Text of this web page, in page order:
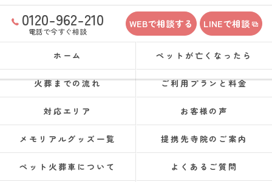
0120-962-210
電話で今すぐ相談
WEBで相談する LINEで相談
ホーム ペットが亡くなったら
火葬までの流れ ご利用プランと料金
対応エリア お客様の声
メモリアルグッズ一覧 提携先寺院のご案内
ペット火葬車について よくあるご質問